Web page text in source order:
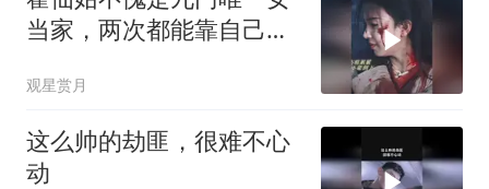
当家，两次都能靠自己逆
观星赏月
这么帅的劫匪，很难不心
动